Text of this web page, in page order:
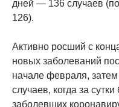
дней — 136 случаев
126).
Активно росший с
новых заболеваний
начале февраля,
случаев, когда за
заболевших